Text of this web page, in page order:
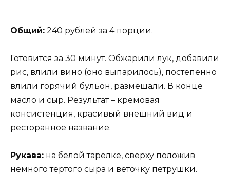
Общий: 240 рублей за 4 порции.
Готовится за 30 минут. Обжарили лук, добавили
рис, влили вино (оно выпарилось), постепенно
влили горячий бульон, размешали. В конце
масло и сыр. Результат – кремовая
консистенция, красивый внешний вид и
ресторанное название.
Рукава: на белой тарелке, сверху положив
немного тертого сыра и веточку петрушки.